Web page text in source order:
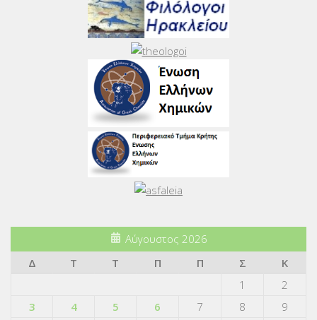
Αύγουστος 2026
Δ
Τ Τ Π Π Σ
Κ
1
2
3
4 5 6 7 8
9